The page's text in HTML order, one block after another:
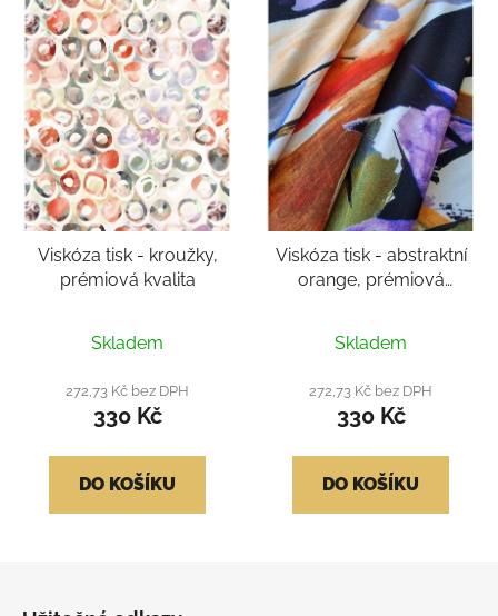
Viskóza tisk - kroužky,
prémiová kvalita
hodnocení
produktu
je
z
Skladem
272,73 Kč bez DPH
330 Kč
DO KOŠÍKU
Viskóza tisk - abstraktní
orange, prémiová
hodnocení
produktu
je
z
Skladem
272,73 Kč bez DPH
330 Kč
DO KOŠÍKU